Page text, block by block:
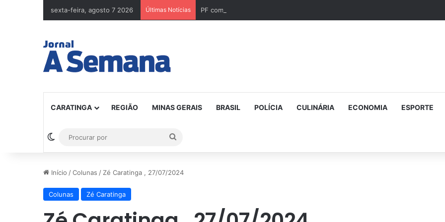
sexta-feira, agosto 7 2026 Últimas Notícias
CARATINGA REGIÃO MINAS GERAIS BRASIL POLÍCIA CULINÁRIA ECONOMIA ESPORTE
Switch skin
por
Início /Colunas / Zé Caratinga , 27/07/2024
Colunas Zé Caratinga